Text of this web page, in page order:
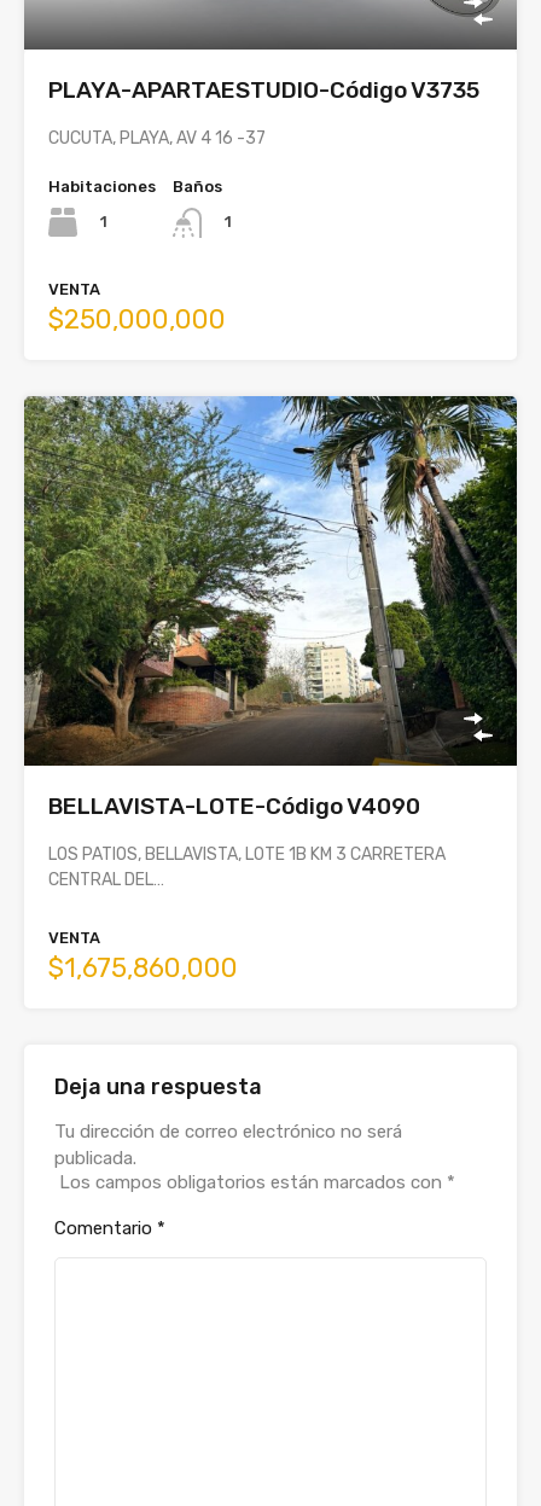
PLAYA-APARTAESTUDIO-Código V3735
CUCUTA, PLAYA, AV 4 16 -37
Habitaciones
1
Baños
1
VENTA
$250,000,000
BELLAVISTA-LOTE-Código V4090
LOS PATIOS, BELLAVISTA, LOTE 1B KM 3 CARRETERA
CENTRAL DEL…
VENTA
$1,675,860,000
Deja una respuesta
Tu dirección de correo electrónico no será
publicada.
Los campos obligatorios están marcados con *
Comentario *